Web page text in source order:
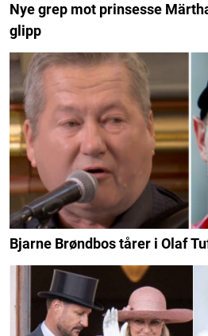
Nye grep mot prinsesse
glipp
Bjarne Brøndbos tårer i Olaf